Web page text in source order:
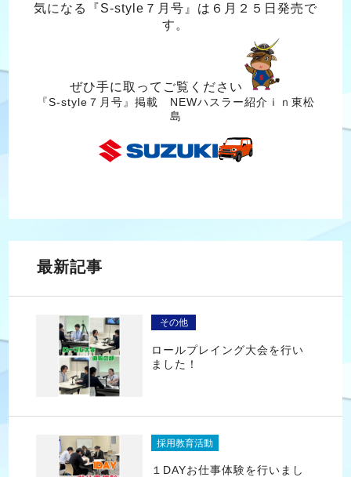
気になる『S-style７月号』は６月２５日発売で
す。
ぜひ手に取ってご覧ください
『S-style７月号』掲載 NEWハスラー紹介ｉｎ東松
島
最新記事
その他
ロールプレイング大会を行い
ました！
採用教育活動
１DAYお仕事体験を行いまし